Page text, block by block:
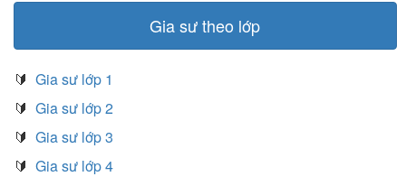
Gia sư theo lớp
🔰 Gia sư lớp 1
🔰 Gia sư lớp 2
🔰 Gia sư lớp 3
🔰 Gia sư lớp 4